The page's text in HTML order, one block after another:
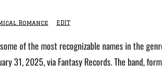
Romance EDIT
of the most recognizable names in the
31, 2025, via Fantasy Records. The band,